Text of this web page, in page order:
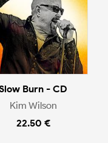
Burn - CD
Kim Wilson
22.50 €